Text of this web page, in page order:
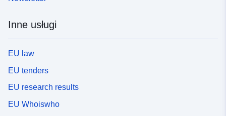
Inne usługi
EU law
EU tenders
EU research results
EU Whoiswho